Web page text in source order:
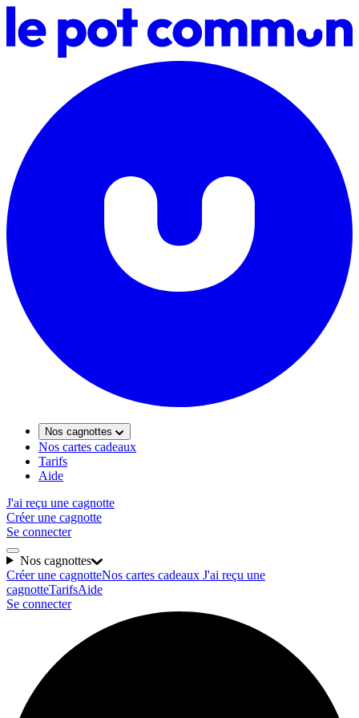
Nos cagnottes
Nos cartes cadeaux
Tarifs
Aide
J'ai reçu une cagnotte
Créer une cagnotte
Se connecter
Nos cagnottes
Créer une cagnotteNos cartes cadeaux J'ai reçu une
cagnotteTarifsAide
Se connecter